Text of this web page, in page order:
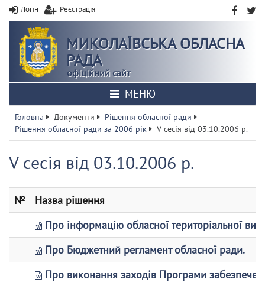
Логін Реєстрація
МИКОЛАЇВСЬКА ОБЛАСНА
РАДА
офіційний сайт
МЕНЮ
Головна Документи
Рішення обласної ради
Рішення обласної ради за 2006 рік
V сесія від 03.10.2006 р.
V сесія від 03.10.2006 р.
№
Назва рішення
Про інформацію обласної територіальної
Про Бюджетний регламент обласної ради.
Про виконання заходів Програми